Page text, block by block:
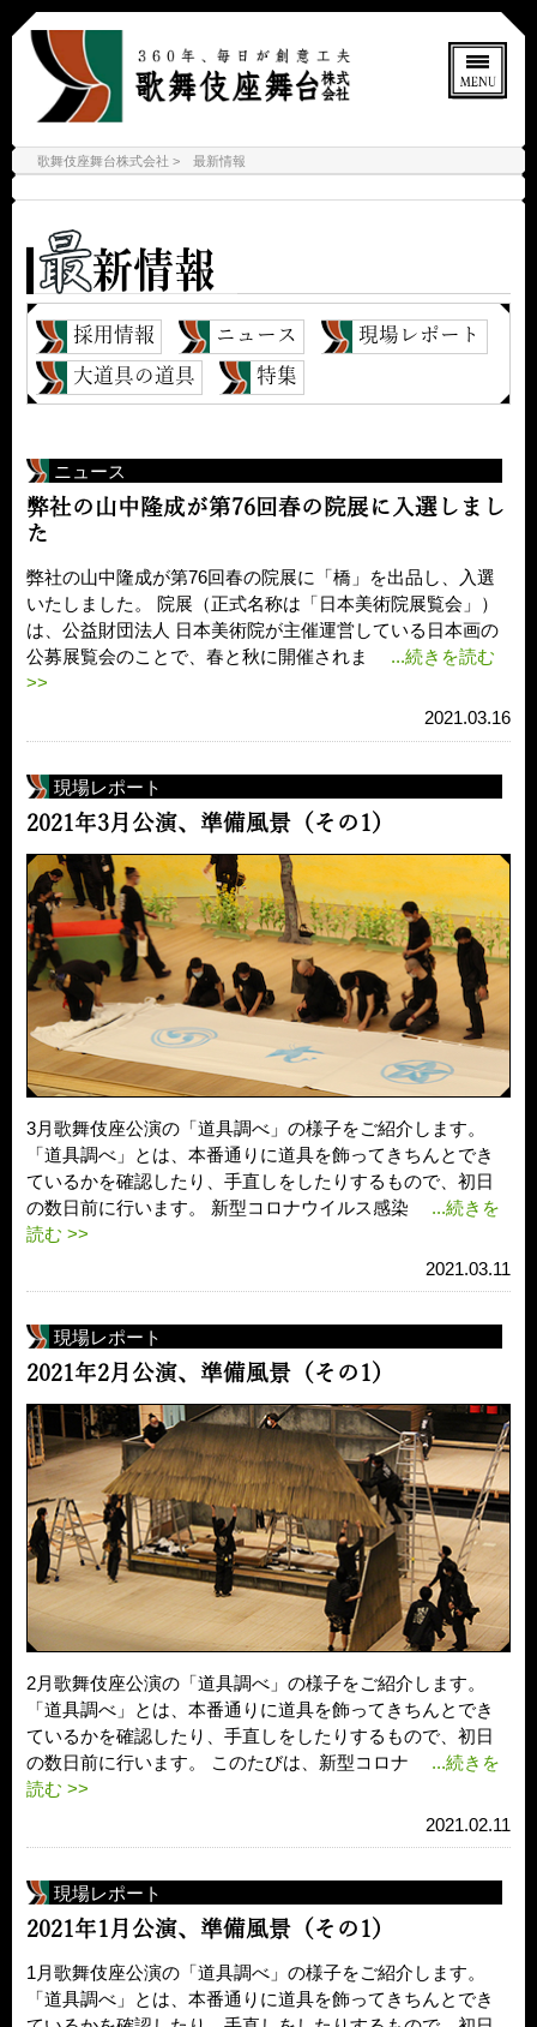
歌舞伎座舞台株式会社 最新情報
採用情報 ニュース
現場レポート
大道具の道具
特集
ニュース
弊社の山中隆成が第76回春の院展に入選しまし
た
弊社の山中隆成が第76回春の院展に「橋」を出品し、入選
いたしました。 院展（正式名称は「日本美術院展覧会」）
は、公益財団法人 日本美術院が主催運営している日本画の
公募展覧会のことで、春と秋に開催されま
...続きを読む
>>
2021.03.16
現場レポート
2021年3月公演、準備風景（その1）
3月歌舞伎座公演の「道具調べ」の様子をご紹介します。
「道具調べ」とは、本番通りに道具を飾ってきちんとでき
ているかを確認したり、手直しをしたりするもので、初日
の数日前に行います。 新型コロナウイルス感染
...続きを
読む >>
2021.03.11
現場レポート
2021年2月公演、準備風景（その1）
2月歌舞伎座公演の「道具調べ」の様子をご紹介します。
「道具調べ」とは、本番通りに道具を飾ってきちんとでき
ているかを確認したり、手直しをしたりするもので、初日
の数日前に行います。 このたびは、新型コロナ
...続きを
読む >>
2021.02.11
現場レポート
2021年1月公演、準備風景（その1）
1月歌舞伎座公演の「道具調べ」の様子をご紹介します。
「道具調べ」とは、本番通りに道具を飾ってきちんとでき